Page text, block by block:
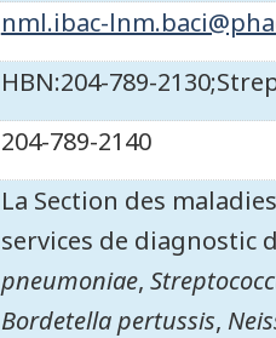
nml.ibac-
HBN:204-789-
204-789-2140
La Section des
services de diagnostic
pneumoniae,
Bordetella pertussis,